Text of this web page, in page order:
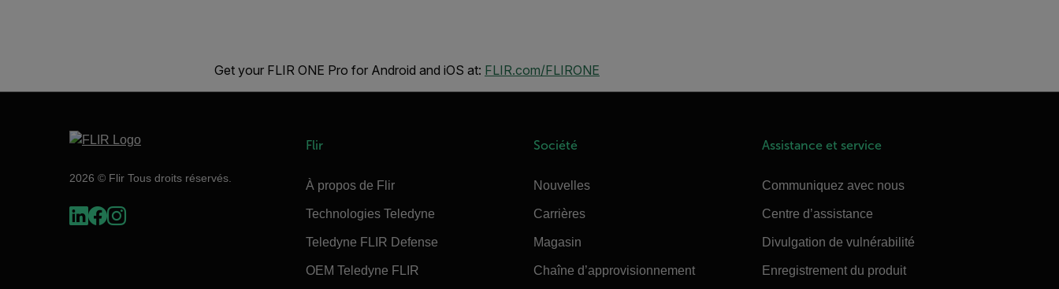
Get your FLIR ONE Pro for Android and iOS at: FLIR.com/FLIRONE
2026 © Flir Tous droits réservés.
Flir
À propos de Flir
Technologies Teledyne
Teledyne FLIR Defense
OEM Teledyne FLIR
Société
Nouvelles
Carrières
Magasin
Chaîne d’approvisionnement
Assistance et service
Communiquez avec nous
Centre d’assistance
Divulgation de vulnérabilité
Enregistrement du produit